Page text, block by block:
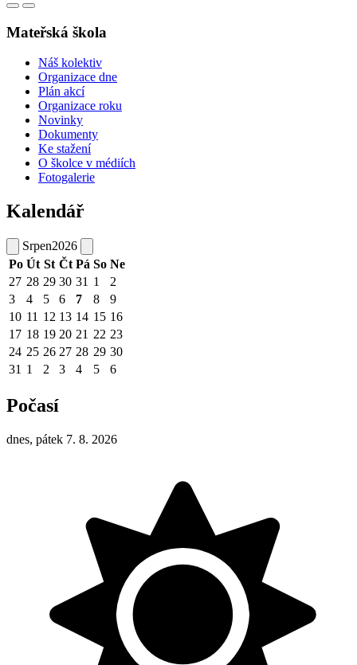
Mateřská škola
Náš kolektiv
Organizace dne
Plán akcí
Organizace roku
Novinky
Dokumenty
Ke stažení
O školce v médiích
Fotogalerie
Kalendář
Srpen2026
Po Út St Čt Pá So Ne
27 28 29 30 31 1
2
3
4 5 6 7 8
9
10 11 12 13 14 15 16
17 18 19 20 21 22 23
24 25 26 27 28 29 30
31 1 2 3 4 5 6
Počasí
dnes, pátek 7. 8. 2026